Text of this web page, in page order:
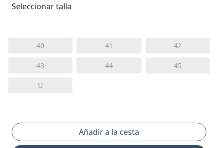
Seleccionar talla
40 41 42
43 44 45
U